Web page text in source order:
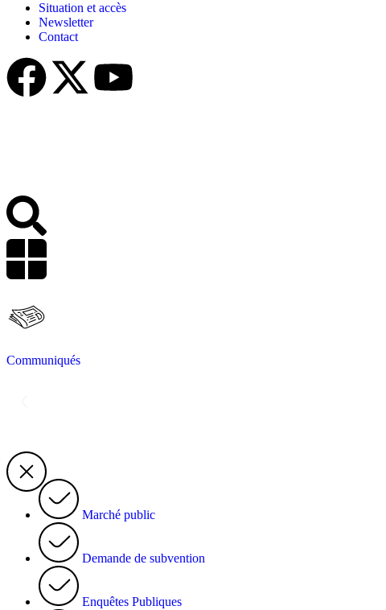
Situation et accès
Newsletter
Contact
Communiqués
Marché public
Demande de subvention
Enquêtes Publiques